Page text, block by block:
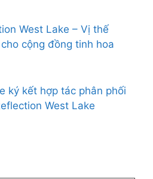
West Lake – Vị thế
cộng đồng tinh hoa
ký kết hợp tác phân phối
West Lake